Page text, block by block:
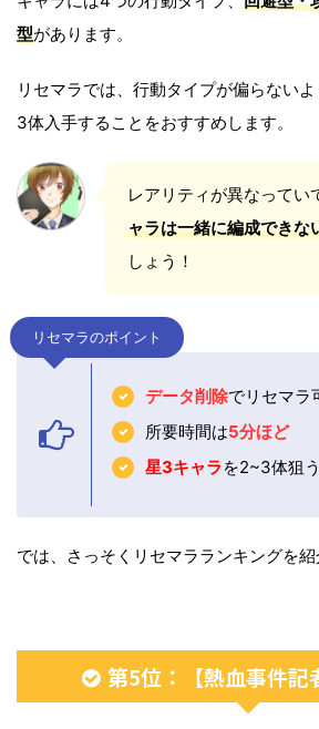
型があります。
リセマラでは、行動タイプが偏らない
3体入手することをおすすめします。
レアリティが異なってい
ャラは一緒に編成できな
しょう！
リセマラのポイント
データ削除でリセマラ
所要時間は5分ほど
星3キャラを2~3体狙う
では、さっそくリセマラランキングを紹
第5位：【熱血事件記